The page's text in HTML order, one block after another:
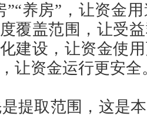
”“养房”，让资金
覆盖范围，让受
建设，让资金使
让资金运行更安全
提取范围，这是